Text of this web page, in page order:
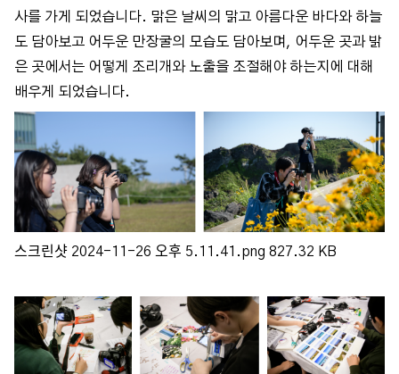
사를 가게 되었습니다. 맑은 날씨의 맑고 아름다운 바다와 하늘
도 담아보고 어두운 만장굴의 모습도 담아보며, 어두운 곳과 밝
은 곳에서는 어떻게 조리개와 노출을 조절해야 하는지에 대해
배우게 되었습니다.
스크린샷 2024-11-26 오후 5.11.41.png 827.32 KB